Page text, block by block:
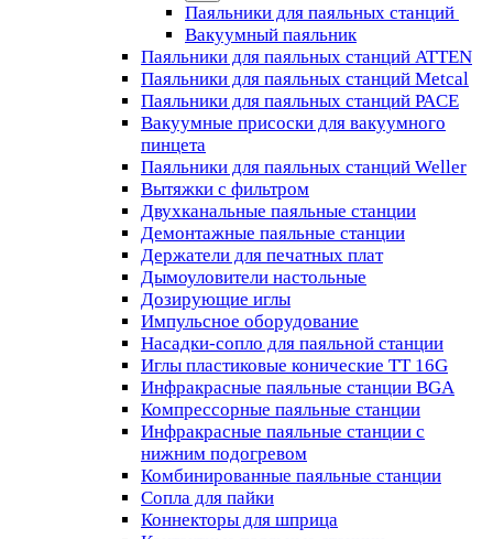
Паяльники для паяльных станций
Вакуумный паяльник
Паяльники для паяльных станций ATTEN
Паяльники для паяльных станций Metcal
Паяльники для паяльных станций PACE
Вакуумные присоски для вакуумного
пинцета
Паяльники для паяльных станций Weller
Вытяжки с фильтром
Двухканальные паяльные станции
Демонтажные паяльные станции
Держатели для печатных плат
Дымоуловители настольные
Дозирующие иглы
Импульсное оборудование
Насадки-сопло для паяльной станции
Иглы пластиковые конические TT 16G
Инфракрасные паяльные станции BGA
Компрессорные паяльные станции
Инфракрасные паяльные станции с
нижним подогревом
Комбинированные паяльные станции
Сопла для пайки
Коннекторы для шприца